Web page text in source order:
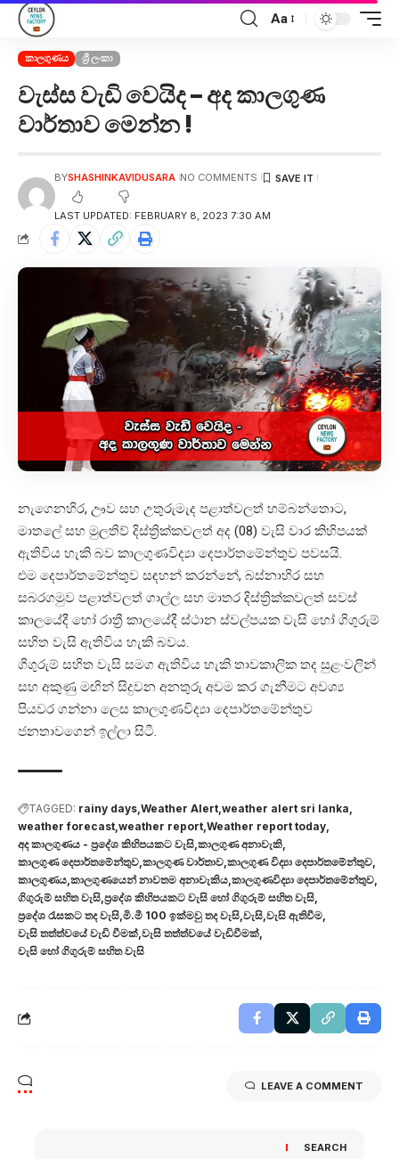
Aa
කාලගුණය ශ්‍රී ලංකා
වැස්ස වැඩි වෙයිද – අද කාලගුණ
වාර්තාව මෙන්න !
LAST UPDATED: FEBRUARY 8, 2023 7:30 AM
BYSHASHINKAVIDUSARA NO COMMENTS
නැගෙනහිර, ඌව සහ උතුරුමැද පළාත්වලත් හම්බන්තොට,
මාතලේ සහ මුලතිව් දිස්ත්‍රික්කවලත් අද (08) වැසි වාර කිහිපයක්
ඇතිවිය හැකි බව කාලගුණවිද්‍යා දෙපාර්තමේන්තුව පවසයි.
එම දෙපාර්තමේන්තුව සඳහන් කරන්නේ, බස්නාහිර සහ
සබරගමුව පළාත්වලත් ගාල්ල සහ මාතර දිස්ත්‍රික්කවලත් සවස්
කාලයේදී හෝ රාත්‍රී කාලයේදී ස්ථාන ස්වල්පයක වැසි හෝ ගිගුරුම්
සහිත වැසි ඇතිවිය හැකි බවය.
ගිගුරුම් සහිත වැසි සමග ඇතිවිය හැකි තාවකාලික තද සුළංවලින්
සහ අකුණු මඟින් සිදුවන අනතුරු අවම කර ගැනීමට අවශ්‍ය
පියවර ගන්නා ලෙස කාලගුණවිද්‍යා දෙපාර්තමේන්තුව
ජනතාවගෙන් ඉල්ලා සිටී.
TAGGED: rainy days Weather Alert weather alert sri lanka
weather forecast weather report Weather report today
අද කාලගුණය - ප්‍රදේශ කිහිපයකට වැසි කාලගුණ අනාවැකි
කාලගුණ දෙපාර්තමේන්තුව කාලගුණ වාර්තාව කාලගුණ විද්‍යා දෙපාර්තමේන්තුව
කාලගුණය කාලගුණයෙන් නාවතම අනාවැකිය කාලගුණවිද්‍යා දෙපාර්තමේන්තුව
ගිගුරුම් සහිත වැසි ප්‍රදේශ කිහිපයකට වැසි හෝ ගිගුරුම් සහිත වැසි
ප්‍රදේශ රැසකට තද වැසි මි.මී 100 ඉක්මවු තද වැසි වැසි වැසි ඇතිවීම
වැසි තත්ත්වයේ වැඩි වීමක් වැසි තත්ත්වයේ වැඩිවීමක්
වැසි හෝ ගිගුරුම් සහිත වැසි
LEAVE A COMMENT
SEARCH